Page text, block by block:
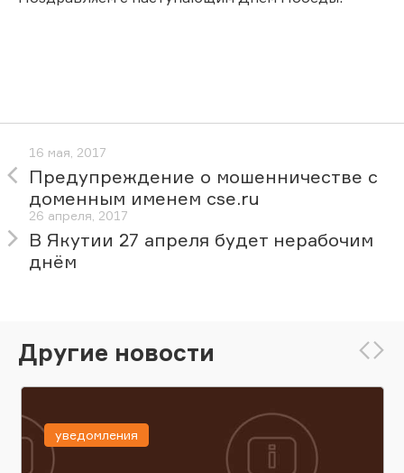
16 мая, 2017
Предупреждение о мошенничестве с
доменным именем cse.ru
26 апреля, 2017
В Якутии 27 апреля будет нерабочим
днём
Другие новости
уведомления